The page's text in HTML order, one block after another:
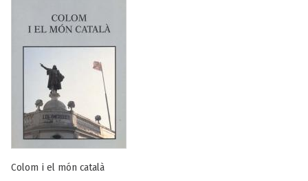
Colom i el món català